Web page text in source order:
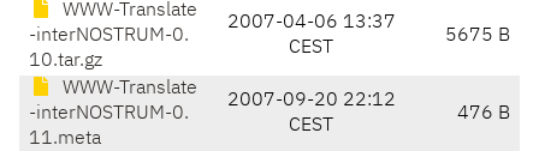
WWW-Translate
-interNOSTRUM-0.
10.tar.gz
2007-04-06 13:37
CEST
5675 B
WWW-Translate
-interNOSTRUM-0.
11.meta
2007-09-20 22:12
CEST
476 B